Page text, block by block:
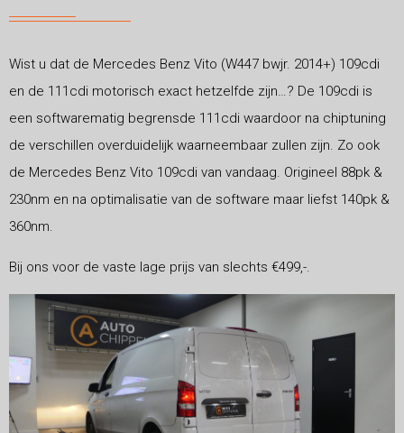
Wist u dat de Mercedes Benz Vito (W447 bwjr. 2014+) 109cdi
en de 111cdi motorisch exact hetzelfde zijn…? De 109cdi is
een softwarematig begrensde 111cdi waardoor na chiptuning
de verschillen overduidelijk waarneembaar zullen zijn. Zo ook
de Mercedes Benz Vito 109cdi van vandaag. Origineel 88pk &
230nm en na optimalisatie van de software maar liefst 140pk &
360nm.
Bij ons voor de vaste lage prijs van slechts €499,-.